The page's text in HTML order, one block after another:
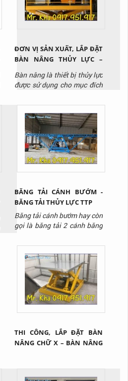
ĐƠN VỊ SẢN XUẤT, LẮP ĐẶT
BÀN NÂNG THỦY LỰC –
BÀN NÂNG HÀNG VIỆT
NAM
Bàn nâng là thiết bị thủy lực
được sử dụng cho mục đích
nhà kho, phân xưởng. Bàn
nâng được thiết kế đa dạng
với nhiều loại tải trọng,
chiều cao nâng để phù hợp
với nhiều mục đích sử dụng
khác nhau.
BĂNG TẢI CÁNH BƯỚM -
BĂNG TẢI THỦY LỰC TTP
Băng tải cánh bướm hay còn
gọi là băng tải 2 cánh băng
hạ xuống một cách dễ dàng
nhờ vào hệ thống thủy lực
THI CÔNG, LẮP ĐẶT BÀN
NÂNG CHỮ X – BÀN NÂNG